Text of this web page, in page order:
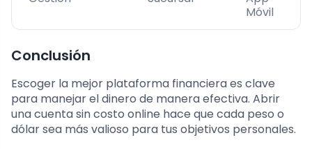
Móvil
Conclusión
Escoger la mejor plataforma financiera es clave
para manejar el dinero de manera efectiva. Abrir
una cuenta sin costo online hace que cada peso o
dólar sea más valioso para tus objetivos personales.